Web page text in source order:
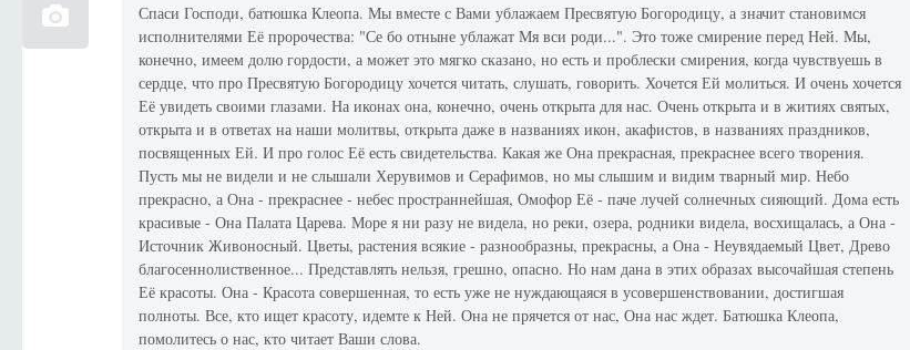
Спаси Господи, батюшка Клеопа. Мы вместе с Вами ублажаем Пресвятую Богородицу, а значит становимся
исполнителями Её пророчества: "Се бо отныне ублажат Мя вси роди...". Это тоже смирение перед Ней. Мы,
конечно, имеем долю гордости, а может это мягко сказано, но есть и проблески смирения, когда чувствуешь в
сердце, что про Пресвятую Богородицу хочется читать, слушать, говорить. Хочется Ей молиться. И очень хочется
Её увидеть своими глазами. На иконах она, конечно, очень открыта для нас. Очень открыта и в житиях святых,
открыта и в ответах на наши молитвы, открыта даже в названиях икон, акафистов, в названиях праздников,
посвященных Ей. И про голос Её есть свидетельства. Какая же Она прекрасная, прекраснее всего творения.
Пусть мы не видели и не слышали Херувимов и Серафимов, но мы слышим и видим тварный мир. Небо
прекрасно, а Она - прекраснее - небес пространнейшая, Омофор Её - паче лучей солнечных сияющий. Дома есть
красивые - Она Палата Царева. Море я ни разу не видела, но реки, озера, родники видела, восхищалась, а Она -
Источник Живоносный. Цветы, растения всякие - разнообразны, прекрасны, а Она - Неувядаемый Цвет, Древо
благосеннолиственное... Представлять нельзя, грешно, опасно. Но нам дана в этих образах высочайшая степень
Её красоты. Она - Красота совершенная, то есть уже не нуждающаяся в усовершенствовании, достигшая
полноты. Все, кто ищет красоту, идемте к Ней. Она не прячется от нас, Она нас ждет. Батюшка Клеопа,
помолитесь о нас, кто читает Ваши слова.